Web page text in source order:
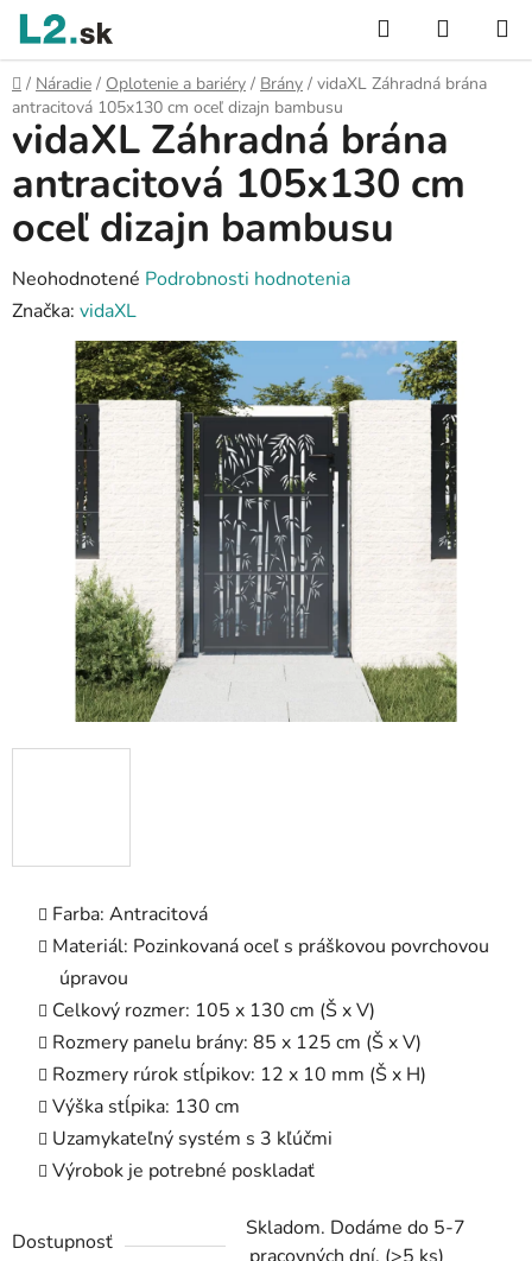
Prejsť
obsah
Hľadať
KOŠÍK
Domov
/ Náradie / Oplotenie a bariéry / Brány / vidaXL Záhradná brána
antracitová 105x130 cm oceľ dizajn bambusu
Farba: Antracitová
Materiál: Pozinkovaná oceľ s práškovou povrchovou
úpravou
Celkový rozmer: 105 x 130 cm (Š x V)
Rozmery panelu brány: 85 x 125 cm (Š x V)
Rozmery rúrok stĺpikov: 12 x 10 mm (Š x H)
Výška stĺpika: 130 cm
Uzamykateľný systém s 3 kľúčmi
Výrobok je potrebné poskladať
Dostupnosť
Skladom. Dodáme do 5-7
vidaXL Záhradná brána
antracitová 105x130 cm
oceľ dizajn bambusu
Priemerné
hodnotenie
produktu
hviezdičiek.
Neohodnotené Podrobnosti hodnotenia
Značka: vidaXL